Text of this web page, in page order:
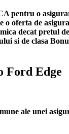
pentru o
o oferta de
decat pretul
si de clasa
Ford Edge
ale unei